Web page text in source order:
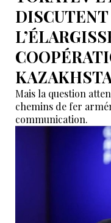
Mais la question
chemins de fer
communication.